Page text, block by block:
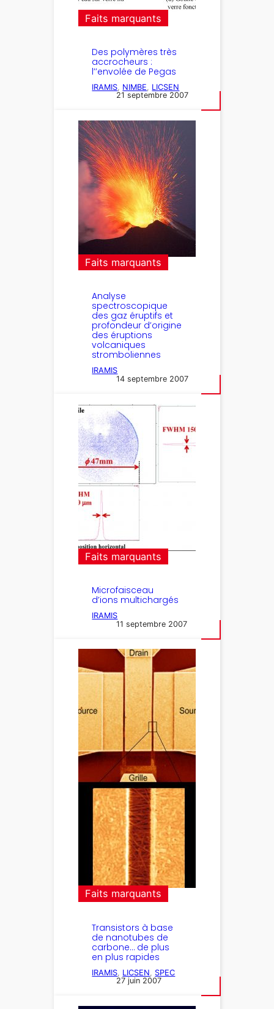
Faits marquants
Des polymères très
accrocheurs :
l’’envolée de Pegas
IRAMIS NIMBE
LICSEN
21 septembre 2007
Faits marquants
Analyse
spectroscopique
des gaz éruptifs et
profondeur d’origine
des éruptions
volcaniques
stromboliennes
IRAMIS
14 septembre 2007
Faits marquants
Microfaisceau
d’ions multichargés
IRAMIS
11 septembre 2007
Faits marquants
Transistors à base
de nanotubes de
carbone… de plus
en plus rapides
IRAMIS LICSEN
SPEC
27 juin 2007